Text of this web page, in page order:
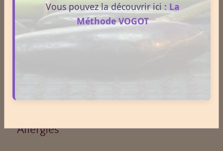
Plantes / affections
Allergies
Vous pouvez la découvrir ici : La
Méthode VOGOT